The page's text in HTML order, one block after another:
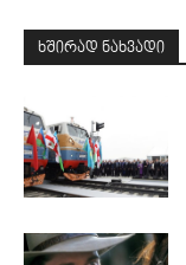
ᲮᲨᲘᲠᲐᲓ ᲜᲐᲮᲕᲐᲓᲘ